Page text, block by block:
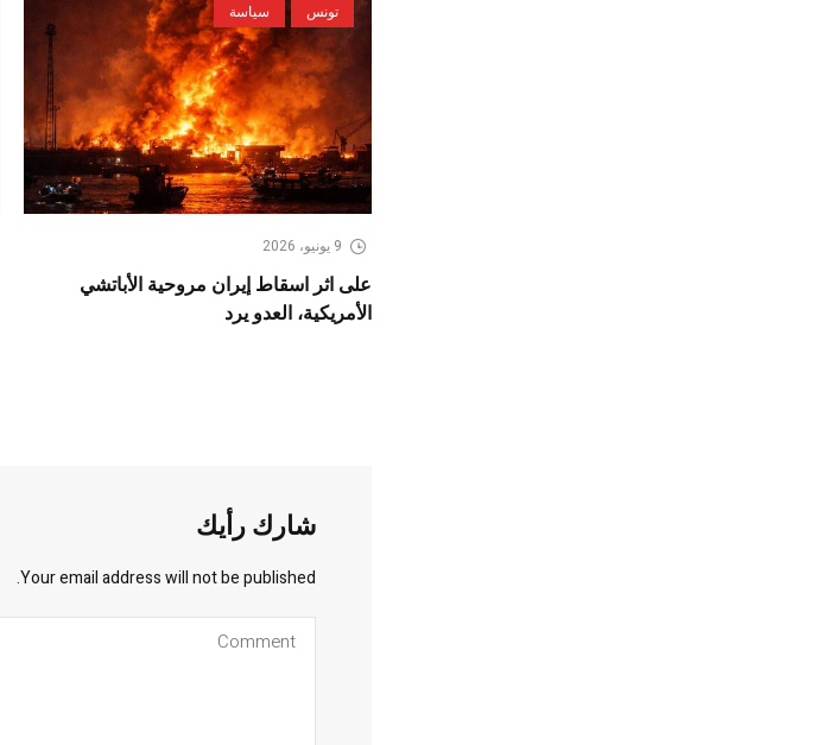
تونس سياسة
9 يونيو، 2026
على اثر اسقاط إيران مروحية الأباتشي
الأمريكية، العدو يرد
شارك رأيك
Your email address will not be published.